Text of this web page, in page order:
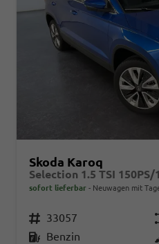
Skoda Karoq
sofort lieferbar Neuwagen mit
Fahrzeugnr. 33057
Kraftstoff Benzin